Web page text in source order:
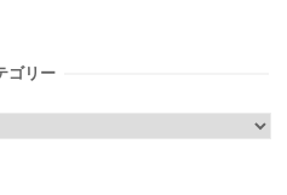
ゴリー